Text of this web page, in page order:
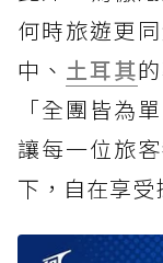
何時旅遊更
中、 土耳其
「全團皆為
讓每一位旅
下，自在享受